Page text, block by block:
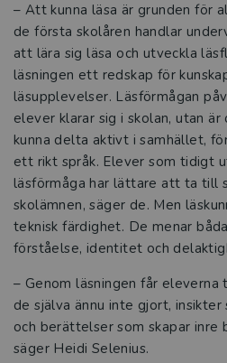
Utbildning ska
bättre balans i
Fokus på lärande
resursskola
De ger nycklar till
Tre frågor till Anna
Carlsson Kendall
Tre frågor till Pär
Löwstedt
– Att kunna läsa är grunden för
de första skolåren handlar
att lära sig läsa och utveckla
läsningen ett redskap för
läsupplevelser. Läsförmågan
elever klarar sig i skolan, utan
kunna delta aktivt i samhället,
ett rikt språk. Elever som tidigt
läsförmåga har lättare att ta till
skolämnen, säger de. Men
teknisk färdighet. De menar
förståelse, identitet och
– Genom läsningen får
de själva ännu inte gjort,
och berättelser som skapar inre
säger Heidi Selenius.